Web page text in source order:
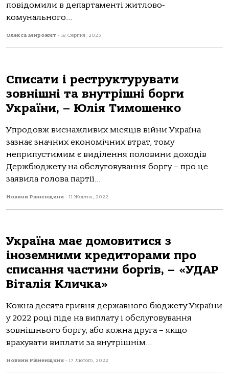
повідомили в департаменті житлово-
комунального...
Олекса Мирожит - 18 Серпня, 2023
Списати і реструктурувати
зовнішні та внутрішні борги
України, – Юлія Тимошенко
Упродовж виснажливих місяців війни Україна
зазнає значних економічних втрат, тому
неприпустимим є виділення половини доходів
Держбюджету на обслуговування боргу – про це
заявила голова партії...
Новини Рівненщини - 11 Жовтня, 2022
Україна має домовитися з
іноземними кредиторами про
списання частини боргів, – «УДАР
Віталія Кличка»
Кожна десята гривня державного бюджету України
у 2022 році піде на виплату і обслуговування
зовнішнього боргу, або кожна друга – якщо
врахувати виплати за внутрішнім...
Новини Рівненщини - 17 Лютого, 2022